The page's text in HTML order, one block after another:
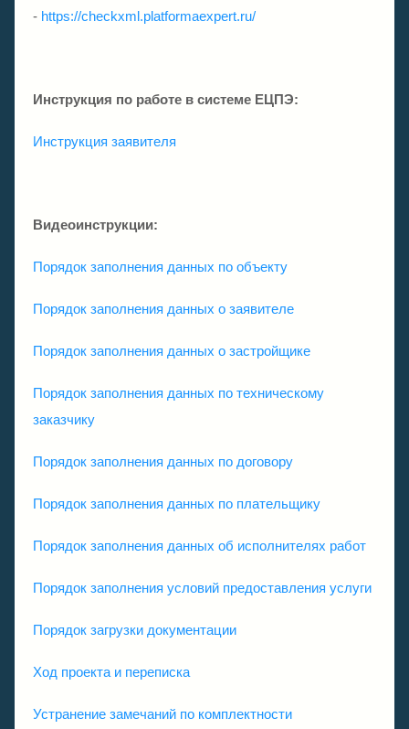
- https://checkxml.platformaexpert.ru/
Инструкция по работе в системе ЕЦПЭ:
Инструкция заявителя
Видеоинструкции:
Порядок заполнения данных по объекту
Порядок заполнения данных о заявителе
Порядок заполнения данных о застройщике
Порядок заполнения данных по техническому
заказчику
Порядок заполнения данных по договору
Порядок заполнения данных по плательщику
Порядок заполнения данных об исполнителях работ
Порядок заполнения условий предоставления услуги
Порядок загрузки документации
Ход проекта и переписка
Устранение замечаний по комплектности